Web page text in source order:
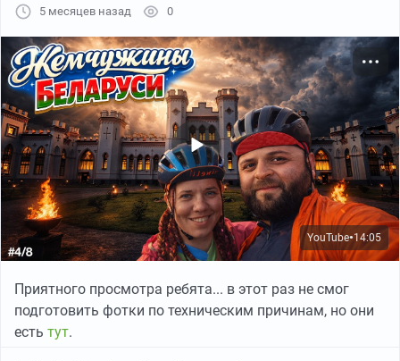
Про дорогу особо нечего рассказывать: ехал по
Молодёжному шоссе, классический маршрут Питер —
Выборг, трафик вялый, дорога хорошая, виды
отличные. Умиротворение осенней дороги разбавил
дед на велике с корзиной, в которой громыхали
пивные бутылки, рассказывавший удивительные
истории и активно предлагавший раздавить с ним
чекушку: так он один не пьёт, а сосед ещё на работе и,
возможно, даже задержится.
Доехал потихоньку до Приморска, по дороге
встретилась офигенная кафешка, где с
готовить обед и, забросив борщевого топлива внутрь
своего чутка подуставшего тельца, двинул дальше.
5 месяцев назад 0
YouTube● 14:05
Приятного просмотра ребята... в этот раз не смог
подготовить фотки по техническим причинам, но они
есть тут.